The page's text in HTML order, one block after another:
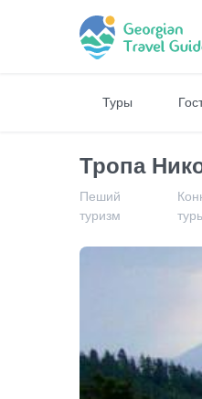
Туры
Тропа
Пеший
туризм